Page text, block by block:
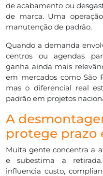
de acabamento ou
de marca. Uma
manutenção de padrão.
Quando a demanda
centros ou agendas
ganha ainda mais
em mercados como São
mas o diferencial real
padrão em projetos
A
protege prazo
Muita gente concentra a
e subestima a
influencia custo,